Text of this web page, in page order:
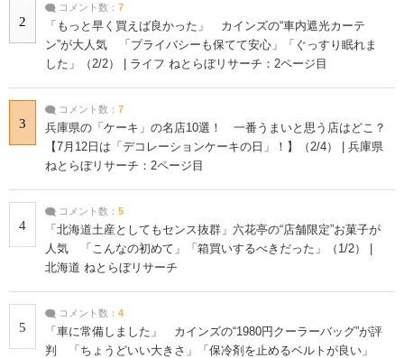
2
コメント数： 7
「もっと早く買えば良かった」 カインズの“車内遮光カーテ
ン”が大人気 「プライバシーも保てて安心」「ぐっすり眠れま
した」（2/2） | ライフ ねとらぼリサーチ：2ページ目
3
コメント数： 7
兵庫県の「ケーキ」の名店10選！ 一番うまいと思う店はどこ？
【7月12日は「デコレーションケーキの日」！】（2/4） | 兵庫県
ねとらぼリサーチ：2ページ目
4
コメント数： 5
「北海道土産としてもセンス抜群」六花亭の“店舗限定”お菓子が
人気 「こんなの初めて」「箱買いするべきだった」（1/2） |
北海道 ねとらぼリサーチ
5
コメント数： 4
「車に常備しました」 カインズの“1980円クーラーバッグ”が評
判 「ちょうどいい大きさ」「保冷剤を止めるベルトが良い」